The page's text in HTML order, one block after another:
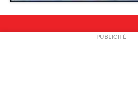
NEWSLETTER
PUBLICITÉ